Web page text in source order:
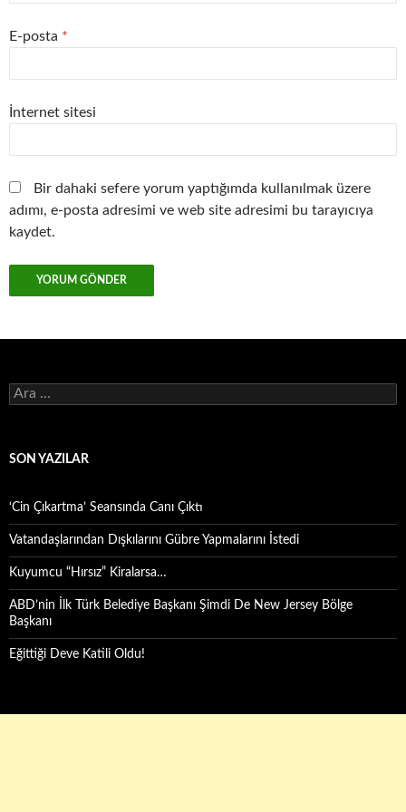
E-posta *
İnternet sitesi
Bir dahaki sefere yorum yaptığımda kullanılmak üzere
adımı, e-posta adresimi ve web site adresimi bu tarayıcıya
kaydet.
Arama:
SON YAZILAR
‘Cin Çıkartma’ Seansında Canı Çıktı
Vatandaşlarından Dışkılarını Gübre Yapmalarını İstedi
Kuyumcu “Hırsız” Kiralarsa…
ABD’nin İlk Türk Belediye Başkanı Şimdi De New Jersey Bölge
Başkanı
Eğittiği Deve Katili Oldu!